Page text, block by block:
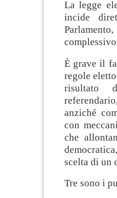
La legge
incide
È grave il
regole
risultato
anziché
con
che
scelta di un
Tre sono i